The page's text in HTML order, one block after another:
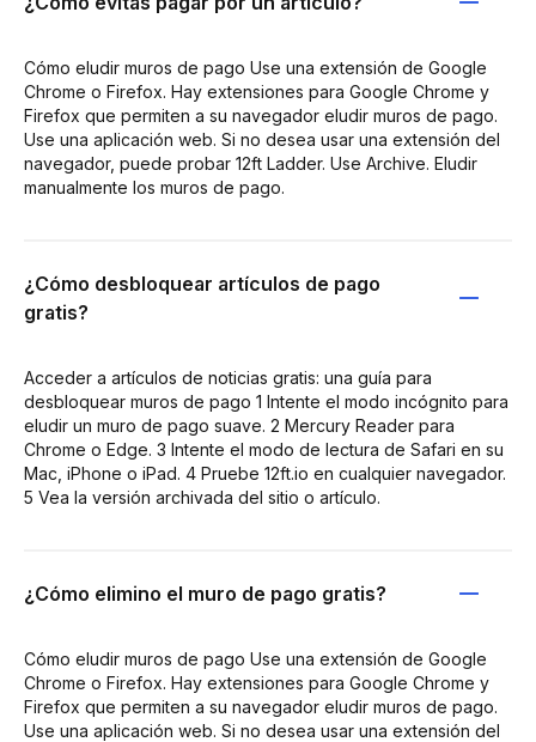
Cómo eludir muros de pago Use una extensión de Google
Chrome o Firefox. Hay extensiones para Google Chrome y
Firefox que permiten a su navegador eludir muros de pago.
Use una aplicación web. Si no desea usar una extensión del
navegador, puede probar 12ft Ladder. Use Archive. Eludir
manualmente los muros de pago.
¿Cómo desbloquear artículos de pago
gratis?
Acceder a artículos de noticias gratis: una guía para
desbloquear muros de pago 1 Intente el modo incógnito para
eludir un muro de pago suave. 2 Mercury Reader para
Chrome o Edge. 3 Intente el modo de lectura de Safari en su
Mac, iPhone o iPad. 4 Pruebe 12ft.io en cualquier navegador.
5 Vea la versión archivada del sitio o artículo.
¿Cómo elimino el muro de pago gratis?
Cómo eludir muros de pago Use una extensión de Google
Chrome o Firefox. Hay extensiones para Google Chrome y
Firefox que permiten a su navegador eludir muros de pago.
Use una aplicación web. Si no desea usar una extensión del